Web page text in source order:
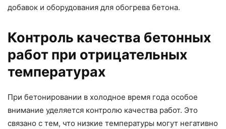
добавок и оборудования для обогрева бетона.
Контроль качества бетонных
работ при отрицательных
температурах
При бетонировании в холодное время года особое
внимание уделяется контролю качества работ. Это
связано с тем, что низкие температуры могут негативно